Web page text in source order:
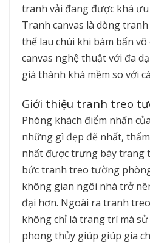
tranh vải đang được khá
Tranh canvas là dòng
thể lau chùi khi bám bẩn
canvas nghệ thuật với đa
giá thành khá mềm so với
Giới thiệu tranh treo
Phòng khách điểm nhấn
những gì đẹp đẽ nhất,
nhất được trưng bày trang
bức tranh treo tường
không gian ngôi nhà trở
đại hơn. Ngoài ra tranh
không chỉ là trang trí mà
phong thủy giúp giúp gia